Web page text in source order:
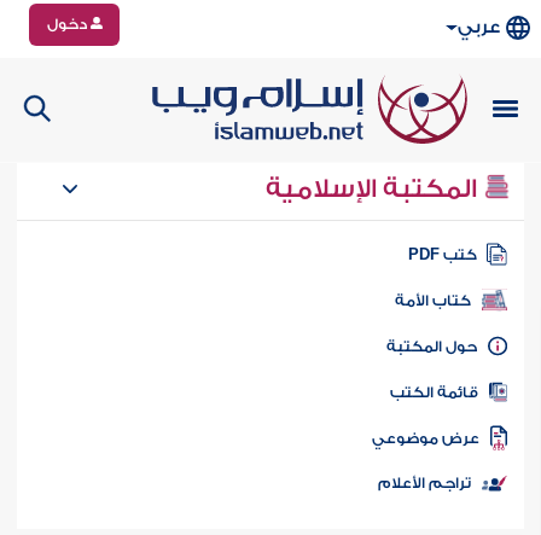
عربي دخول
المكتبة الإسلامية
كتب PDF
كتاب الأمة
المكتبة
الكتب
موضوعي